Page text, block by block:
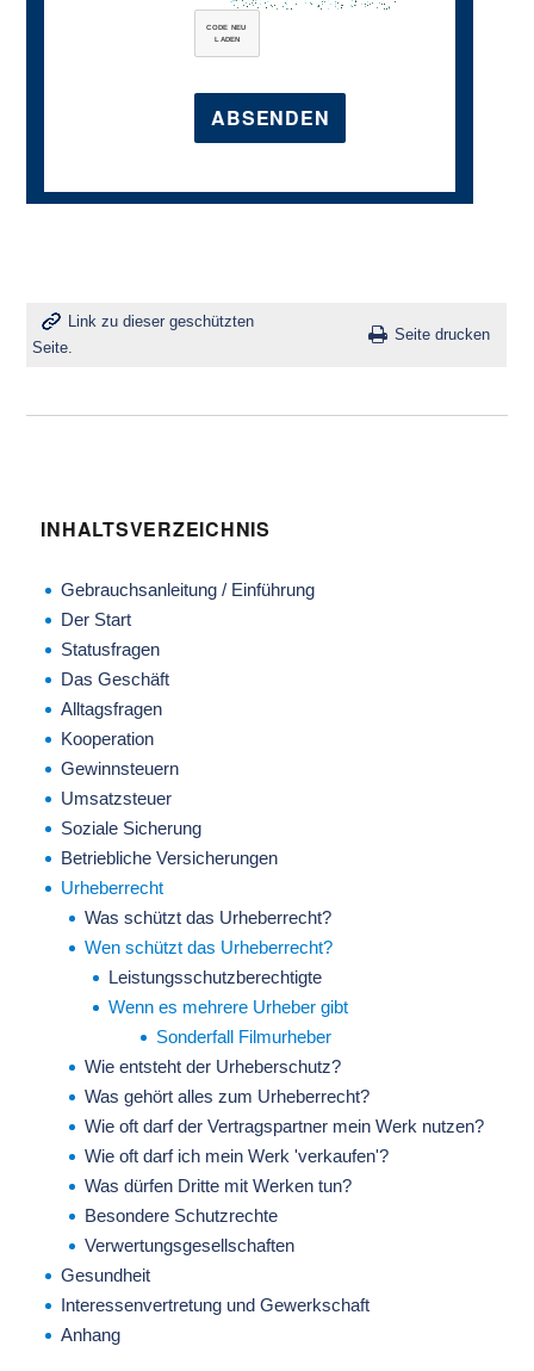
CODE NEU
LADEN
Link zu dieser geschützten
Seite.
Seite drucken
INHALTSVERZEICHNIS
Gebrauchsanleitung / Einführung
Der Start
Statusfragen
Das Geschäft
Alltagsfragen
Kooperation
Gewinnsteuern
Umsatzsteuer
Soziale Sicherung
Betriebliche Versicherungen
Urheberrecht
Was schützt das Urheberrecht?
Wen schützt das Urheberrecht?
Leistungsschutzberechtigte
Wenn es mehrere Urheber gibt
Sonderfall Filmurheber
Wie entsteht der Urheberschutz?
Was gehört alles zum Urheberrecht?
Wie oft darf der Vertragspartner mein Werk nutzen?
Wie oft darf ich mein Werk 'verkaufen'?
Was dürfen Dritte mit Werken tun?
Besondere Schutzrechte
Verwertungsgesellschaften
Gesundheit
Interessenvertretung und Gewerkschaft
Anhang